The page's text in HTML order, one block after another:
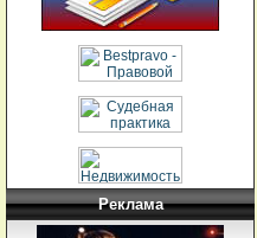
Реклама